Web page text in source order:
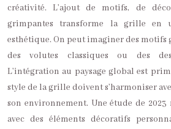
créativité. L’ajout de motifs, de
grimpantes transforme la grille en
esthétique. On peut imaginer des motifs
des volutes classiques ou des
L’intégration au paysage global est
style de la grille doivent s’harmoniser
son environnement. Une étude de
avec des éléments décoratifs